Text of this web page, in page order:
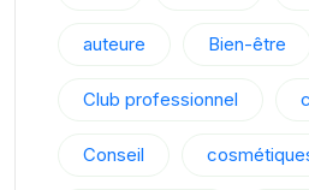
auteure Bien-être
Club professionnel
Conseil